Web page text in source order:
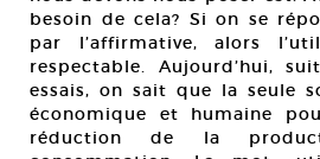
besoin de cela? Si on se
par l’affirmative, alors
respectable. Aujourd’hui,
essais, on sait que la seule
économique et humaine
réduction de la